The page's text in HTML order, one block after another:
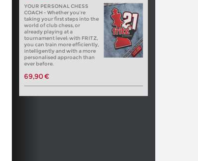
YOUR PERSONAL CHESS
COACH - Whether you’re
taking your first steps into the
world of club chess, or
already playing at a
tournament level: with FRITZ,
you can train more efficiently,
intelligently and with a more
personalised approach than
ever before.
69,90 €